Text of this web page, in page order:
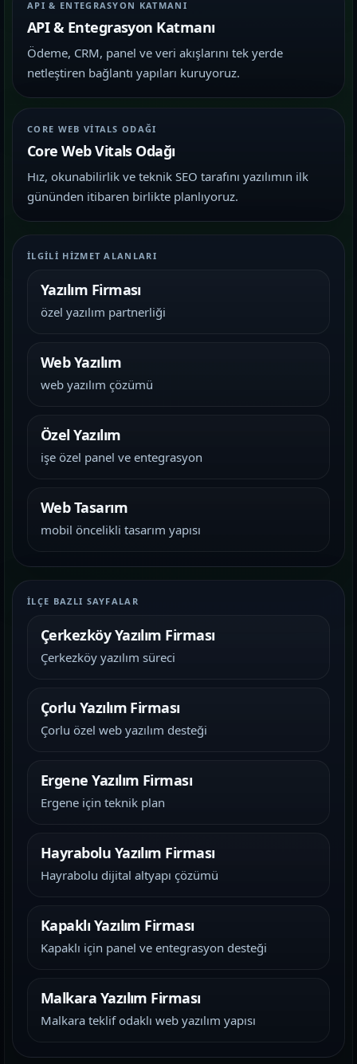
API & ENTEGRASYON KATMANI
API & Entegrasyon Katmanı
Ödeme, CRM, panel ve veri akışlarını tek yerde
netleştiren bağlantı yapıları kuruyoruz.
CORE WEB VITALS ODAĞI
Core Web Vitals Odağı
Hız, okunabilirlik ve teknik SEO tarafını yazılımın ilk
gününden itibaren birlikte planlıyoruz.
İLGILI HIZMET ALANLARI
Yazılım Firması
özel yazılım partnerliği
Web Yazılım
web yazılım çözümü
Özel Yazılım
işe özel panel ve entegrasyon
Web Tasarım
mobil öncelikli tasarım yapısı
İLÇE BAZLI SAYFALAR
Çerkezköy Yazılım Firması
Çerkezköy yazılım süreci
Çorlu Yazılım Firması
Çorlu özel web yazılım desteği
Ergene Yazılım Firması
Ergene için teknik plan
Hayrabolu Yazılım Firması
Hayrabolu dijital altyapı çözümü
Kapaklı Yazılım Firması
Kapaklı için panel ve entegrasyon desteği
Malkara Yazılım Firması
Malkara teklif odaklı web yazılım yapısı